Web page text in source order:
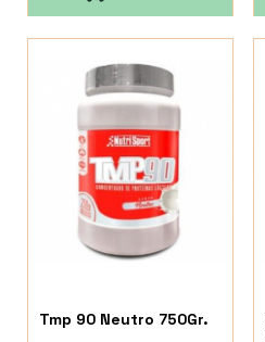
Tmp 90 Neutro 750Gr.